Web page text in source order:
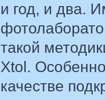
и год, и два.
такой
Xtol.
качестве